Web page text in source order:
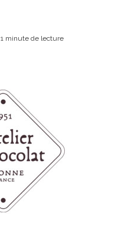
1 minute de lecture